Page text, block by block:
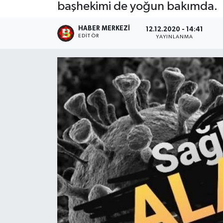
başhekimi de yoğun bakımda.
HABER MERKEZI
EDITÖR
12.12.2020 - 14:41
YAYINLANMA